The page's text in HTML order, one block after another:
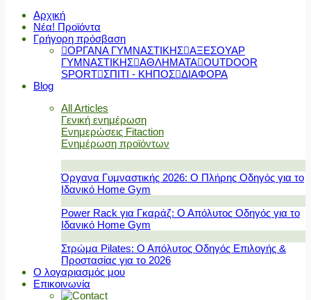
Αρχική
Νέα! Προϊόντα
Γρήγορη πρόσβαση
ΟΡΓΑΝΑ ΓΥΜΝΑΣΤΙΚΗΣ ΑΞΕΣΟΥΑΡ
ΓΥΜΝΑΣΤΙΚΗΣ ΑΘΛΗΜΑΤΑ OUTDOOR
SPORT ΣΠΙΤΙ - ΚΗΠΟΣ ΔΙΑΦΟΡΑ
Blog
All Articles
Γενική ενημέρωση
Ενημερώσεις Fitaction
Ενημέρωση προϊόντων
Όργανα Γυμναστικής 2026: Ο Πλήρης Οδηγός για το
Ιδανικό Home Gym
Power Rack για Γκαράζ: Ο Απόλυτος Οδηγός για το
Ιδανικό Home Gym
Στρώμα Pilates: Ο Απόλυτος Οδηγός Επιλογής &
Προστασίας για το 2026
Ο λογαριασμός μου
Επικοινωνία